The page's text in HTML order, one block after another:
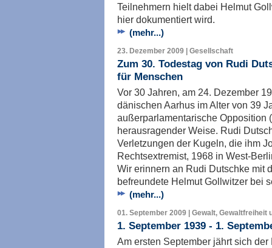
Teilnehmern hielt dabei Helmut
hier dokumentiert wird.
(mehr...)
23. Dezember 2009 | Gesellschaft
Zum 30. Todestag von Rudi
für Menschen
Vor 30 Jahren, am 24. Dezember
dänischen Aarhus im Alter von 39
außerparlamentarische Opposition
herausragender Weise. Rudi
Verletzungen der Kugeln, die ihm
Rechtsextremist, 1968 in West-
Wir erinnern an Rudi Dutschke mit
befreundete Helmut Gollwitzer bei
(mehr...)
01. September 2009 | Gewalt, Gewaltfreiheit
1. September 1939 - 1.
Am ersten September jährt sich